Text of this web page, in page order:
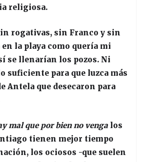
religiosa.
rogativas, sin Franco y sin
la playa como quería mi
se llenarían los pozos. Ni
suficiente para que luzca más
Antela que desecaron para
mal que por bien no venga los
tienen mejor tiempo
los ociosos -que suelen